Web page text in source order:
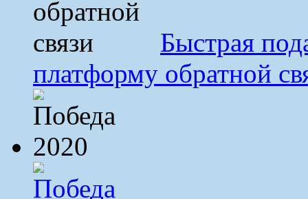
Быстрая
платформу обратной